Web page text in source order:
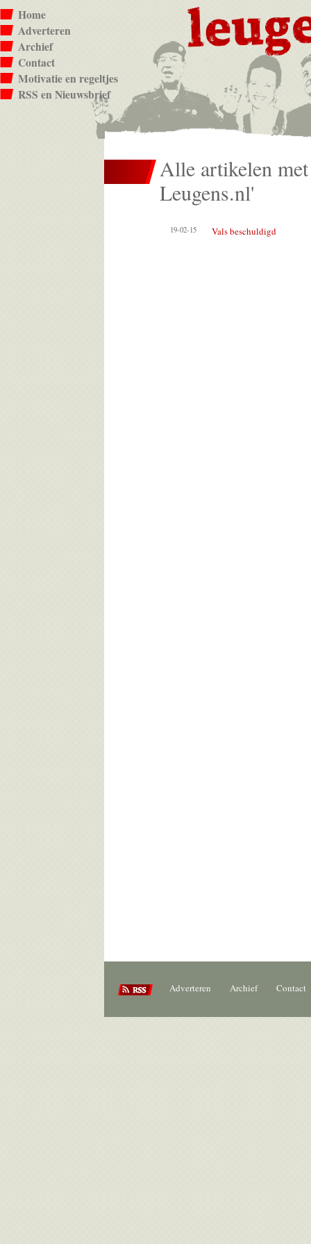
Home
Adverteren
Archief
Contact
Motivatie en regeltjes
RSS en Nieuwsbrief
Alle artikelen
Leugens.nl'
19-02-15 Vals beschuldigd
Adverteren Archief Contact